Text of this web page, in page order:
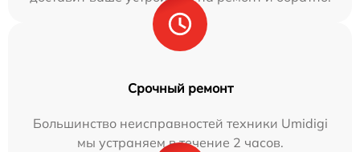
Срочный ремонт
Большинство неисправностей техники Umidigi
мы устраняем в течение 2 часов.